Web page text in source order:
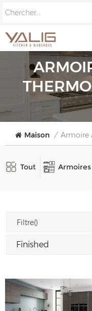
Maison / Armoire
Tout
Filtre()